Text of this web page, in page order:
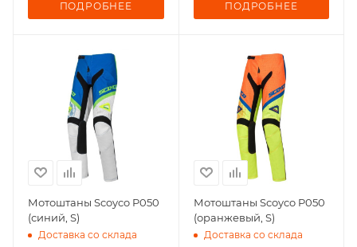
ПОДРОБНЕЕ ПОДРОБНЕЕ
Мотоштаны Scoyco P050
(синий, S)
Доставка со склада
Мотоштаны Scoyco P050
(оранжевый, S)
Доставка со склада